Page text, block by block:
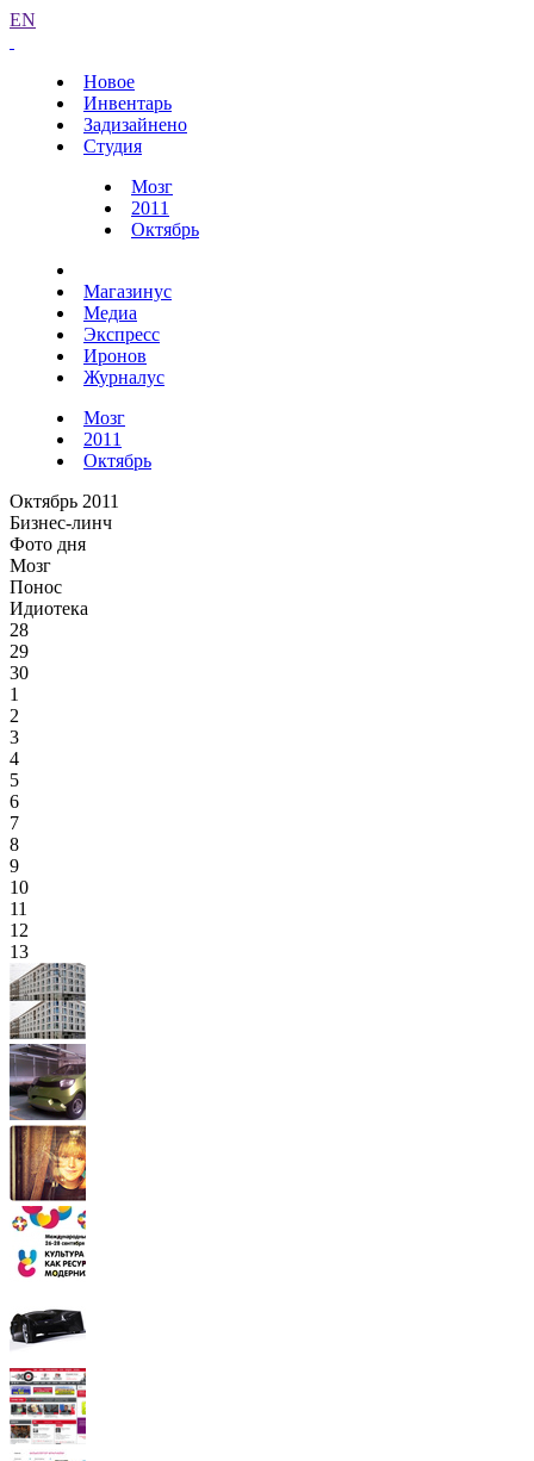
EN
Новое
Инвентарь
Задизайнено
Студия
Мозг
2011
Октябрь
Магазинус
Медиа
Экспресс
Иронов
Журналус
Мозг
2011
Октябрь
Октябрь 2011
Бизнес-линч
Фото дня
Мозг
Понос
Идиотека
28
29
30
1
2
3
4
5
6
7
8
9
10
11
12
13